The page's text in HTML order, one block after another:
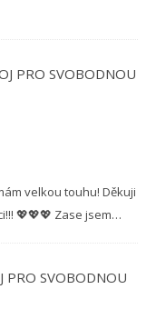
PRO SVOBODNOU
velkou touhu! Děkuji
💖💖💖 Zase jsem…
PRO SVOBODNOU